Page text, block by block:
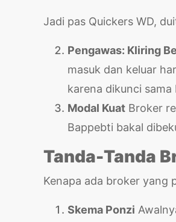
Jadi pas Quickers WD,
Pengawas: Kliring
masuk dan keluar
karena dikunci sama
Modal Kuat Broker
Bappebti bakal
Tanda-Tanda
Kenapa ada broker yang
Skema Ponzi